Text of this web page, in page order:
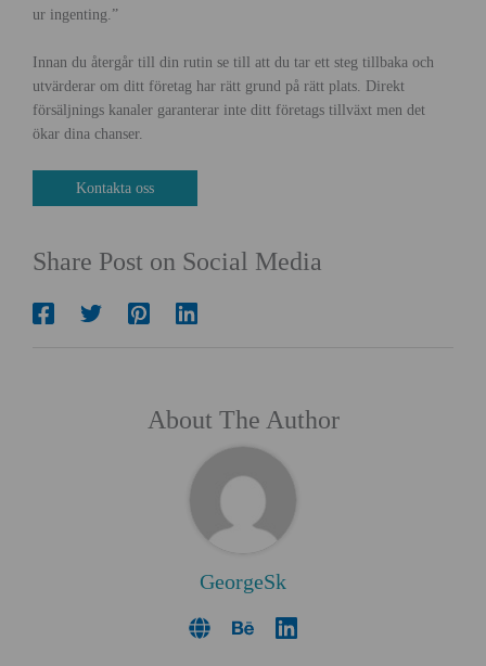
ur ingenting.”
Innan du återgår till din rutin se till att du tar ett steg tillbaka och
utvärderar om ditt företag har rätt grund på rätt plats. Direkt
försäljnings kanaler garanterar inte ditt företags tillväxt men det
ökar dina chanser.
Kontakta oss
Share Post on Social Media
About The Author
GeorgeSk